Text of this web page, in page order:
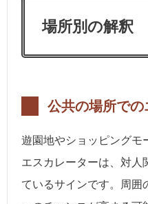
場所別の解釈
公共の場所で
遊園地やショッピングモ
エスカレーターは、対人
ているサインです。周囲